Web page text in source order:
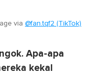
via @fan.tqf2 (TikTok)
Apa-apa
kekal